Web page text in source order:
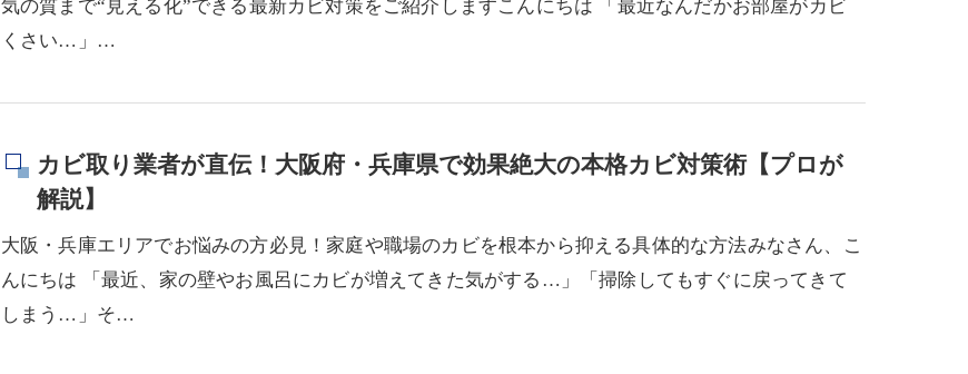
気の質まで“見える化”できる最新カビ対策をご紹介しますこんにちは 「最近なんだかお部屋がカビ
くさい…」…
カビ取り業者が直伝！大阪府・兵庫県で効果絶大の本格カビ対策術【プロが
解説】
大阪・兵庫エリアでお悩みの方必見！家庭や職場のカビを根本から抑える具体的な方法みなさん、こ
んにちは 「最近、家の壁やお風呂にカビが増えてきた気がする…」「掃除してもすぐに戻ってきて
しまう…」そ…